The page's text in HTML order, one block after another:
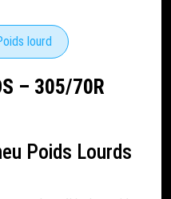
lourd
– 305/70R
Poids Lourds